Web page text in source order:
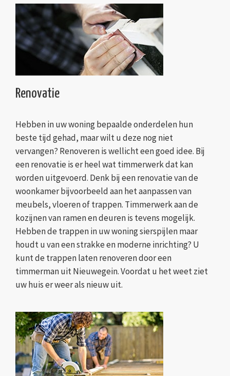
Renovatie
Hebben in uw woning bepaalde onderdelen hun
beste tijd gehad, maar wilt u deze nog niet
vervangen? Renoveren is wellicht een goed idee. Bij
een renovatie is er heel wat timmerwerk dat kan
worden uitgevoerd. Denk bij een renovatie van de
woonkamer bijvoorbeeld aan het aanpassen van
meubels, vloeren of trappen. Timmerwerk aan de
kozijnen van ramen en deuren is tevens mogelijk.
Hebben de trappen in uw woning sierspijlen maar
houdt u van een strakke en moderne inrichting? U
kunt de trappen laten renoveren door een
timmerman uit Nieuwegein. Voordat u het weet ziet
uw huis er weer als nieuw uit.